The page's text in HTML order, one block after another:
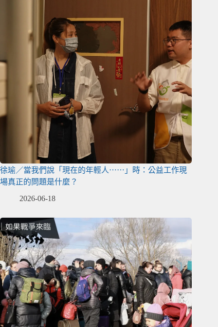
徐瑜／當我們說「現在的年輕人⋯⋯」時：公益工作現
場真正的問題是什麼？
2026-06-18